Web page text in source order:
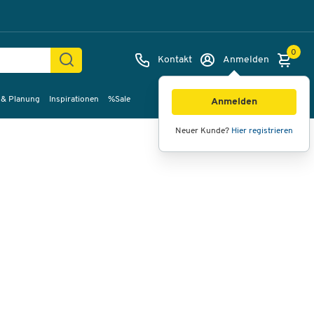
Kontakt Anmelden
Anmelden
Neuer Kunde? Hier registrieren
0
Planung Inspirationen %Sale
Bilder Videos 360°-Ansicht